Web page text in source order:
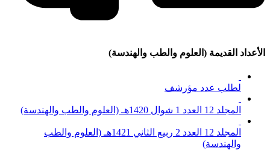
الأعداد القديمة (العلوم والطب والهندسة)
لطلب عدد مؤرشف
المجلد 12 العدد 1 شوال 1420هـ (العلوم والطب والهندسة)
المجلد 12 العدد 2 ربيع الثاني 1421هـ (العلوم والطب
والهندسة)